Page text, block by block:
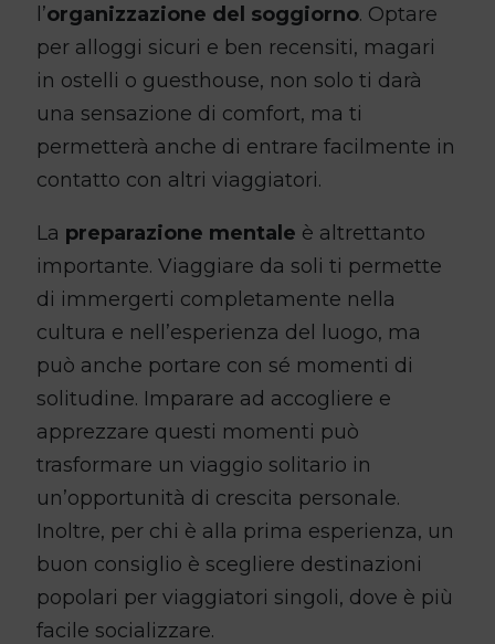
l’organizzazione del soggiorno. Optare
per alloggi sicuri e ben recensiti, magari
in ostelli o guesthouse, non solo ti darà
una sensazione di comfort, ma ti
permetterà anche di entrare facilmente in
contatto con altri viaggiatori.
La preparazione mentale è altrettanto
importante. Viaggiare da soli ti permette
di immergerti completamente nella
cultura e nell’esperienza del luogo, ma
può anche portare con sé momenti di
solitudine. Imparare ad accogliere e
apprezzare questi momenti può
trasformare un viaggio solitario in
un’opportunità di crescita personale.
Inoltre, per chi è alla prima esperienza, un
buon consiglio è scegliere destinazioni
popolari per viaggiatori singoli, dove è più
facile socializzare.